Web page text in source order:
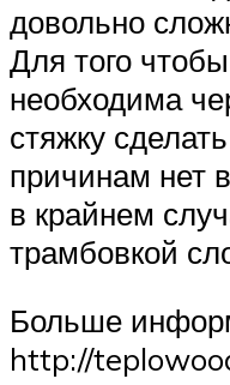
довольно
Для того
необходима
стяжку
причинам нет
в крайнем
трамбовкой
Больше
http://